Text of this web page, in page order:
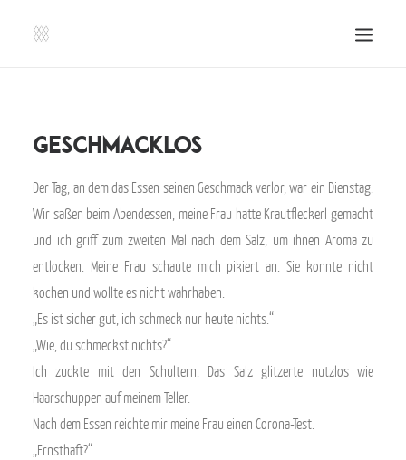
EINSENDEN!
VERANSTALTUNGEN
UNTERSTÜTZE UNS!
Geschmacklos
Der Tag, an dem das Essen seinen Geschmack verlor, war ein Dienstag.
Wir saßen beim Abendessen, meine Frau hatte Krautfleckerl gemacht
und ich griff zum zweiten Mal nach dem Salz, um ihnen Aroma zu
entlocken. Meine Frau schaute mich pikiert an. Sie konnte nicht
kochen und wollte es nicht wahrhaben.
„Es ist sicher gut, ich schmeck nur heute nichts.“
„Wie, du schmeckst nichts?“
Ich zuckte mit den Schultern. Das Salz glitzerte nutzlos wie
Haarschuppen auf meinem Teller.
Nach dem Essen reichte mir meine Frau einen Corona-Test.
„Ernsthaft?“